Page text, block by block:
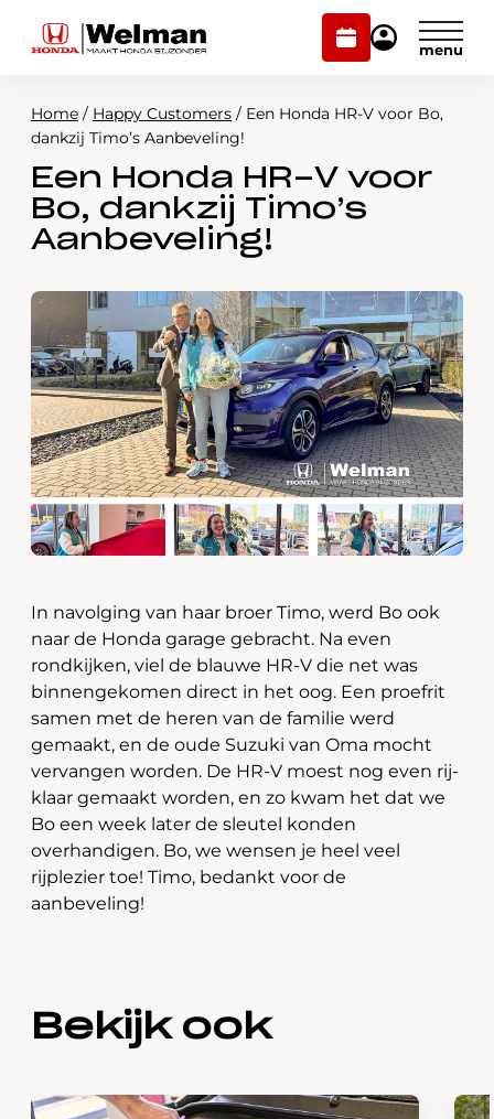
Plan
onderhoud
Mijn
Modellen
Voorraad
Onderhoud en service
Over ons
Webshop
Contact
Plan onderhoud
Mijn Honda Welman
Home / Happy Customers / Een Honda HR-V voor Bo,
dankzij Timo’s Aanbeveling!
Een Honda HR-V voor
Bo, dankzij Timo’s
Aanbeveling!
In navolging van haar broer Timo, werd Bo ook
naar de Honda garage gebracht. Na even
rondkijken, viel de blauwe HR-V die net was
binnengekomen direct in het oog. Een proefrit
samen met de heren van de familie werd
gemaakt, en de oude Suzuki van Oma mocht
vervangen worden. De HR-V moest nog even rij-
klaar gemaakt worden, en zo kwam het dat we
Bo een week later de sleutel konden
overhandigen. Bo, we wensen je heel veel
rijplezier toe! Timo, bedankt voor de
aanbeveling!
Bekijk ook